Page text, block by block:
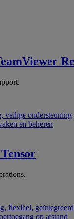
veilige ondersteuning
en beheren
flexibel, geïntegreerd
op afstand